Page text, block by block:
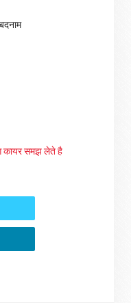
कायर समझ लेते है